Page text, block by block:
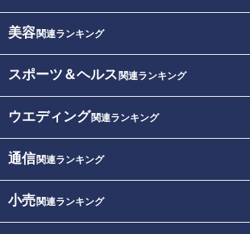
美容関連ランキング
スポーツ＆ヘルス 関連ランキング
ウエディング関連ランキング
通信関連ランキング
小売関連ランキング